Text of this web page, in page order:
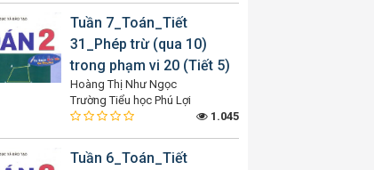
Tuần 7_Toán_Tiết
31_Phép trừ (qua 10)
trong phạm vi 20 (Tiết 5)
Hoàng Thị Như Ngọc
Trường Tiểu học Phú Lợi
1.045
Tuần 6_Toán_Tiết